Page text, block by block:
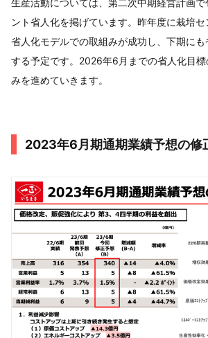
生産活動については、第二次中期経営計画
ント省人化を掲げています。昨年度に栽培
省人化モデルでの取組みが成功し、下期に
する予定です。2026年6月までの省人化目標
みを進めていきます。
2023年6月期通期業績予想の修